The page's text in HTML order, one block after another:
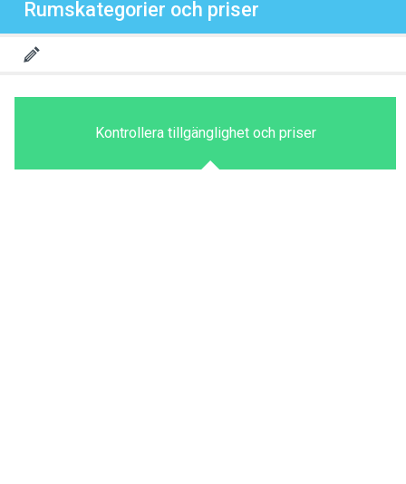
Rumskategorier och priser
Kontrollera tillgänglighet och priser